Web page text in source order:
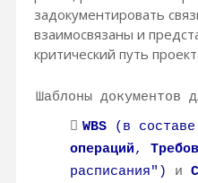
задокументировать
взаимосвязаны и
критический путь
Шаблоны документов
WBS(в составе
операций,
расписания") и